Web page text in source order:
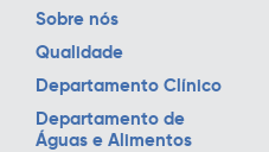
Sobre nós
Qualidade
Departamento Clínico
Departamento de
Águas e Alimentos